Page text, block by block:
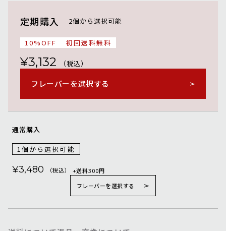
定期購入
10%OFF 初回送料無料
2個から選択可能
¥3,132 （税込）
フレーバーを選択する
通常購入
1個から選択可能
¥3,480 （税込）
+送料300円
フレーバーを選択する